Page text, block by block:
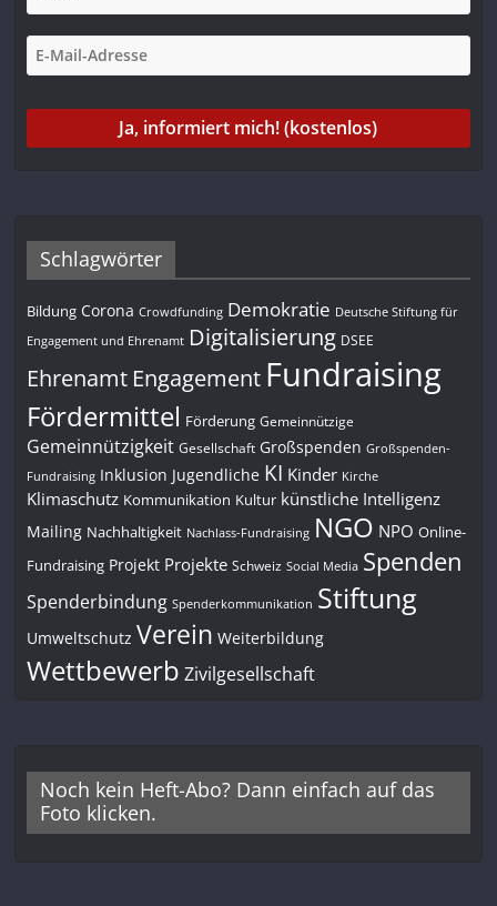
Schlagwörter
Bildung Corona Crowdfunding Demokratie Deutsche Stiftung für
Engagement und Ehrenamt Digitalisierung DSEE
Ehrenamt Engagement Fundraising
Fördermittel Förderung Gemeinnützige
Gemeinnützigkeit Gesellschaft Großspenden Großspenden-
Fundraising Inklusion Jugendliche KI Kinder Kirche
Klimaschutz Kommunikation Kultur künstliche Intelligenz
Mailing Nachhaltigkeit Nachlass-Fundraising NGO NPO Online-
Fundraising Projekt Projekte Schweiz Social Media Spenden
Spenderbindung Spenderkommunikation Stiftung
Umweltschutz Verein Weiterbildung
Wettbewerb Zivilgesellschaft
Noch kein Heft-Abo? Dann einfach auf das
Foto klicken.